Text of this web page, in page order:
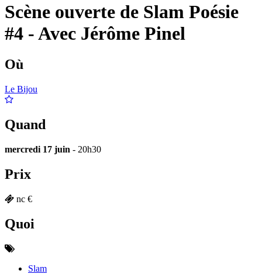
Scène ouverte de Slam Poésie
#4 - Avec Jérôme Pinel
Où
Le Bijou
Quand
mercredi 17 juin - 20h30
Prix
nc €
Quoi
Slam